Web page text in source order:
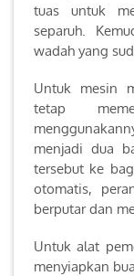
tuas untuk
separuh.
wadah yang
Untuk mesin
tetap
menjadi dua
tersebut ke
otomatis,
berputar dan
Untuk alat
menyiapkan